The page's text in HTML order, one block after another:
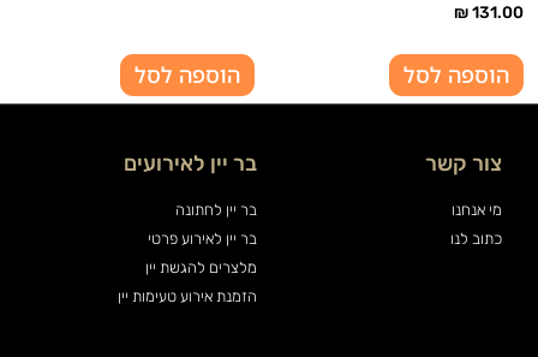
₪131.00
הוספה לסל הוספה לסל
צור קשר
מי אנחנו
כתוב לנו
בר יין לאירועים
בר יין לחתונה
בר יין לאירוע פרטי
מלצרים להגשת יין
הזמנת אירוע טעימות יין